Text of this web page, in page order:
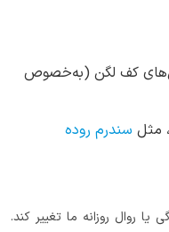
کف لگن (به‌خصوص
مثل سندرم روده
یا روال روزانه ما تغییر کند.